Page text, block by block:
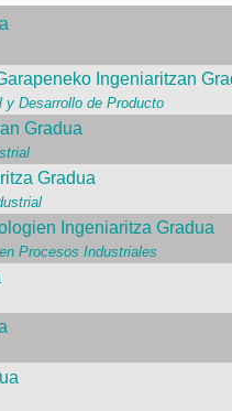
Ingeniaritzan
y Desarrollo de Producto
Gradua
Gradua
Ingeniaritza Gradua
Procesos Industriales